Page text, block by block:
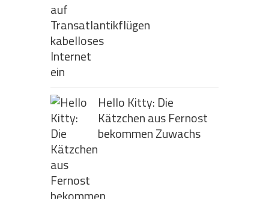
Hello Kitty: Die
Kätzchen aus Fernost
bekommen Zuwachs